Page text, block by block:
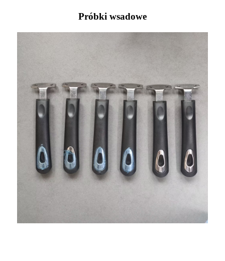
Próbki wsadowe